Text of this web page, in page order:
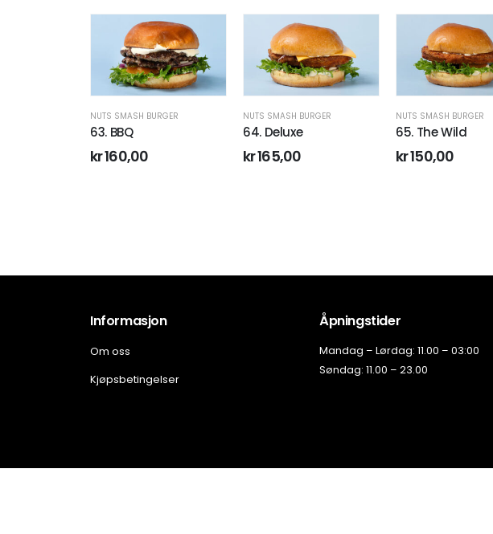
NUTS SMASH BURGER
63. BBQ
kr160,00
NUTS SMASH BURGER
64. Deluxe
kr165,00
NUTS SMASH BURGER
65. The Wild
kr150,00
Informasjon
Om oss
Kjøpsbetingelser
Åpningstider
Mandag – Lørdag: 11.00 – 03:00
Søndag: 11.00 – 23.00